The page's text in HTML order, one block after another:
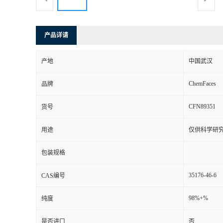
产品详请
产地 中国武汉
品牌 ChemFaces
货号 CFN89351
用途 仅供科学研
包装规格
CAS编号 35176-46-6
纯度 98%+%
是否进口 否